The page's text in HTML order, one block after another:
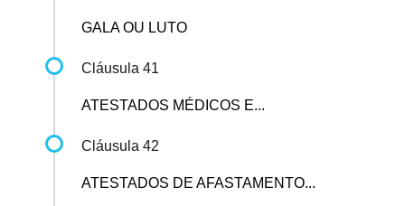
GALA OU LUTO
Cláusula 41
ATESTADOS MÉDICOS E...
Cláusula 42
ATESTADOS DE AFASTAMENTO...